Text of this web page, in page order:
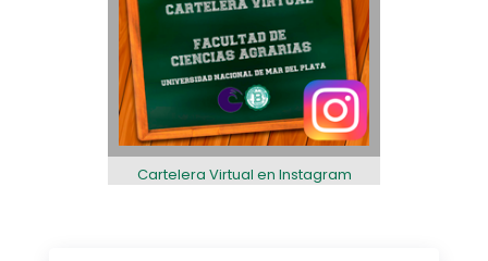
Cartelera Virtual en Instagram